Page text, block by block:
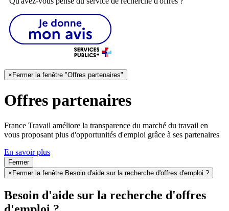
× Fermer la fenêtre "Offres partenaires"
Offres partenaires
France Travail améliore la transparence du marché du travail en
vous proposant plus d'opportunités d'emploi grâce à ses partenaires
En savoir plus
Fermer
× Fermer la fenêtre Besoin d'aide sur la recherche d'offres d'emploi ?
Besoin d'aide sur la recherche d'offres